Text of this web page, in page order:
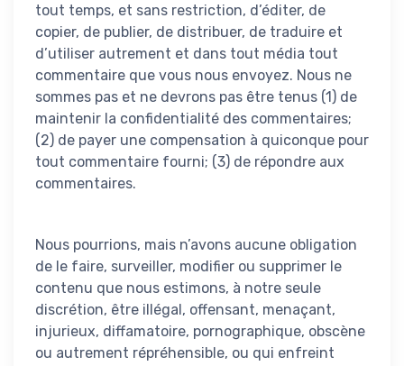
tout temps, et sans restriction, d’éditer, de
copier, de publier, de distribuer, de traduire et
d’utiliser autrement et dans tout média tout
commentaire que vous nous envoyez. Nous ne
sommes pas et ne devrons pas être tenus (1) de
maintenir la confidentialité des commentaires;
(2) de payer une compensation à quiconque pour
tout commentaire fourni; (3) de répondre aux
commentaires.
Nous pourrions, mais n’avons aucune obligation
de le faire, surveiller, modifier ou supprimer le
contenu que nous estimons, à notre seule
discrétion, être illégal, offensant, menaçant,
injurieux, diffamatoire, pornographique, obscène
ou autrement répréhensible, ou qui enfreint